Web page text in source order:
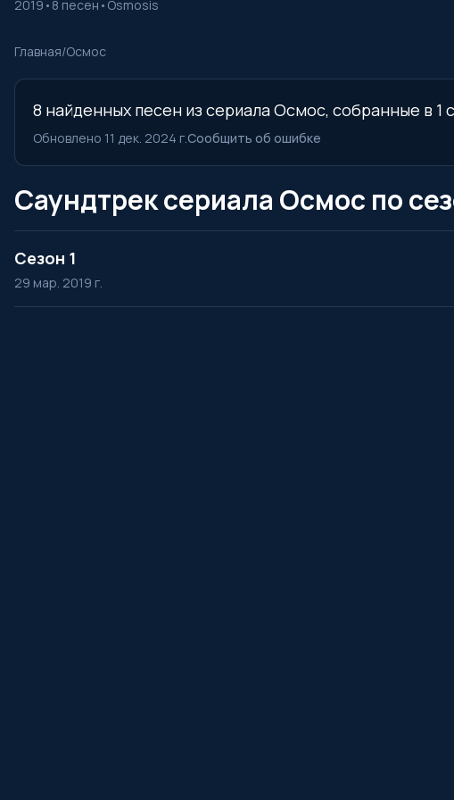
2019 • 8 песен • Osmosis
Главная/Осмос
8 найденных песен из сериала Осмос, собранные в 1
Обновлено 11 дек. 2024 г.Сообщить об ошибке
Саундтрек сериала Осмос по
Сезон 1
29 мар. 2019 г.